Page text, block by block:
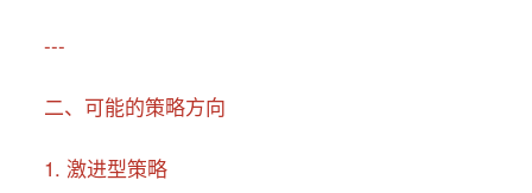
---
二、可能的策略方向
1. 激进型策略